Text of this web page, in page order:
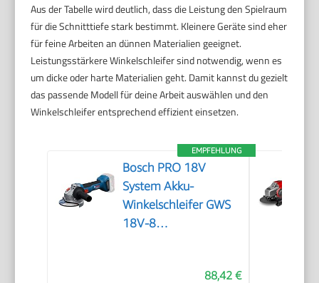
Aus der Tabelle wird deutlich, dass die Leistung den Spielraum
für die Schnitttiefe stark bestimmt. Kleinere Geräte sind eher
für feine Arbeiten an dünnen Materialien geeignet.
Leistungsstärkere Winkelschleifer sind notwendig, wenn es
um dicke oder harte Materialien geht. Damit kannst du gezielt
das passende Modell für deine Arbeit auswählen und den
Winkelschleifer entsprechend effizient einsetzen.
EMPFEHLUNG
Bosch PRO 18V
System Akku-
Winkelschleifer GWS
18V-8
88,42 €